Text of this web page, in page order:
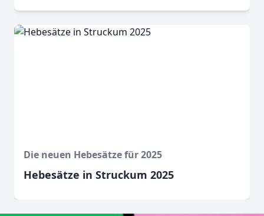
Die neuen Hebesätze für 2025
Hebesätze in Struckum 2025